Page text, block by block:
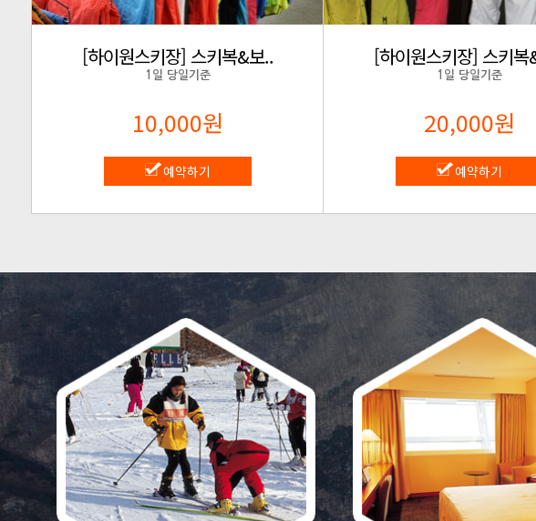
[하이원스키장] 스키복&보..
1일 당일기준
10,000원
예약하기
[하이원스키장] 스키복
1일 당일기준
20,000원
예약하기